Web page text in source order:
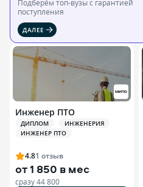
Подберём топ-вузы c гарантией
поступления
ДАЛЕЕ
Инженер ПТО
ДИПЛОМ
ИНЖЕНЕРИЯ
ИНЖЕНЕР ПТО
4.81 отзыв
от1 850 в мес
сразу44 800